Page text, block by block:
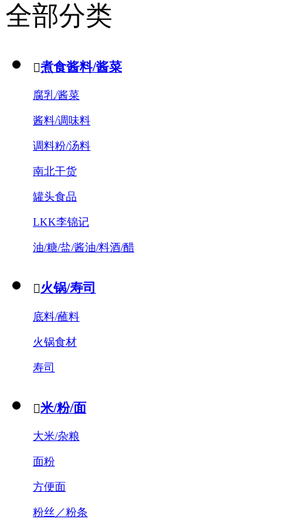
全部分类
煮食酱料/酱菜
腐乳/酱菜
酱料/调味料
调料粉/汤料
南北干货
罐头食品
LKK李锦记
油/糖/盐/酱油/料酒/醋
火锅/寿司
底料/蘸料
火锅食材
寿司
米/粉/面
大米/杂粮
面粉
方便面
粉丝／粉条